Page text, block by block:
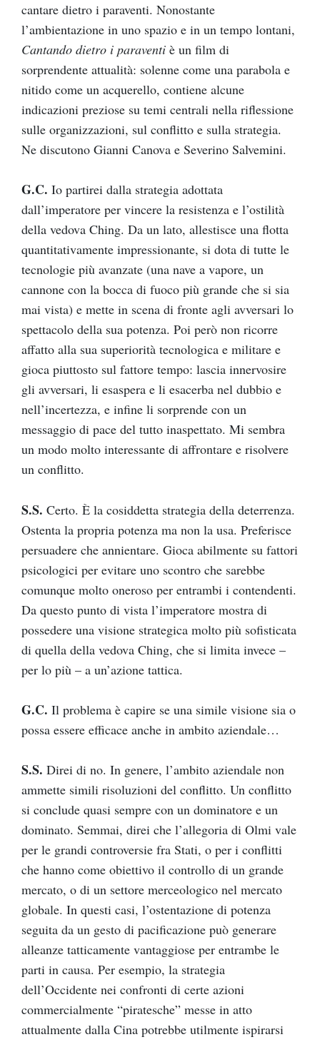
cantare dietro i paraventi. Nonostante
l’ambientazione in uno spazio e in un tempo lontani,
Cantando dietro i paraventi è un film di
sorprendente attualità: solenne come una parabola e
nitido come un acquerello, contiene alcune
indicazioni preziose su temi centrali nella riflessione
sulle organizzazioni, sul conflitto e sulla strategia.
Ne discutono Gianni Canova e Severino Salvemini.
G.C. Io partirei dalla strategia adottata
dall’imperatore per vincere la resistenza e l’ostilità
della vedova Ching. Da un lato, allestisce una flotta
quantitativamente impressionante, si dota di tutte le
tecnologie più avanzate (una nave a vapore, un
cannone con la bocca di fuoco più grande che si sia
mai vista) e mette in scena di fronte agli avversari lo
spettacolo della sua potenza. Poi però non ricorre
affatto alla sua superiorità tecnologica e militare e
gioca piuttosto sul fattore tempo: lascia innervosire
gli avversari, li esaspera e li esacerba nel dubbio e
nell’incertezza, e infine li sorprende con un
messaggio di pace del tutto inaspettato. Mi sembra
un modo molto interessante di affrontare e risolvere
un conflitto.
S.S. Certo. È la cosiddetta strategia della deterrenza.
Ostenta la propria potenza ma non la usa. Preferisce
persuadere che annientare. Gioca abilmente su fattori
psicologici per evitare uno scontro che sarebbe
comunque molto oneroso per entrambi i contendenti.
Da questo punto di vista l’imperatore mostra di
possedere una visione strategica molto più sofisticata
di quella della vedova Ching, che si limita invece –
per lo più – a un’azione tattica.
G.C. Il problema è capire se una simile visione sia o
possa essere efficace anche in ambito aziendale…
S.S. Direi di no. In genere, l’ambito aziendale non
ammette simili risoluzioni del conflitto. Un conflitto
si conclude quasi sempre con un dominatore e un
dominato. Semmai, direi che l’allegoria di Olmi vale
per le grandi controversie fra Stati, o per i conflitti
che hanno come obiettivo il controllo di un grande
mercato, o di un settore merceologico nel mercato
globale. In questi casi, l’ostentazione di potenza
seguita da un gesto di pacificazione può generare
alleanze tatticamente vantaggiose per entrambe le
parti in causa. Per esempio, la strategia
dell’Occidente nei confronti di certe azioni
commercialmente “piratesche” messe in atto
attualmente dalla Cina potrebbe utilmente ispirarsi